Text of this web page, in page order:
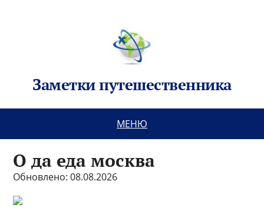
Заметки путешественника
МЕНЮ
О да еда москва
Обновлено: 08.08.2026